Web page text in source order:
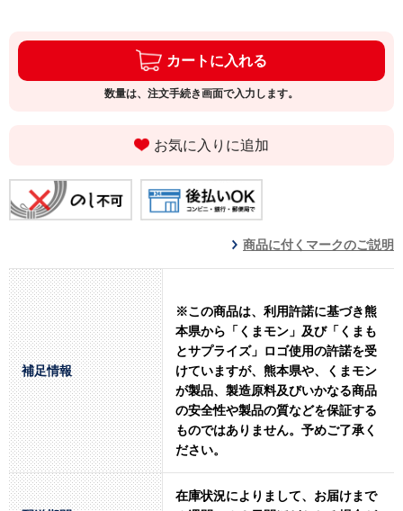
カートに入れる
数量は、注文手続き画面で入力します。
お気に入りに追加
商品に付くマークのご説明
補足情報
※この商品は、利用許諾に基づき熊
本県から「くまモン」及び「くまも
とサプライズ」ロゴ使用の許諾を受
けていますが、熊本県や、くまモン
が製品、製造原料及びいかなる商品
の安全性や製品の質などを保証する
ものではありません。予めご了承く
ださい。
在庫状況によりまして、お届けまで